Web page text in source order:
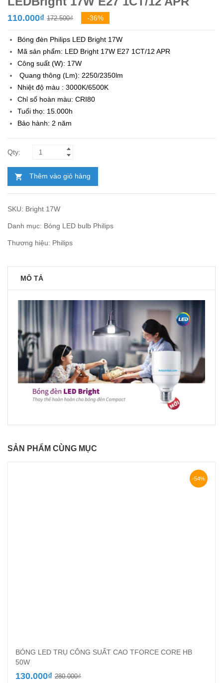
172.500₫Giá
là:
172.500₫.
110.000₫
Giá
tại
là:
110.000₫.
-36%
Bóng đèn Philips LED Bright 17W
Mã sản phẩm: LED Bright 17W E27 1CT/12 APR
Công suất (W): 17W
Quang thông (Lm): 2250/2350lm
Nhiệt độ màu : 3000K/6500K
Chỉ số hoàn màu: CRI80
Tuổi thọ: 15.000h
Bảo hành: 2 năm
Thêm vào giỏ hàng
SKU: Bright 17W
Danh mục: Bóng LED bulb Philips
Thương hiệu: Philips
MÔ TẢ
SẢN PHẨM CÙNG MỤC
-54%
BÓNG LED TRỤ CÔNG SUẤT CAO TFORCE CORE HB
50W
280.000₫Giá
130.000₫
Giá